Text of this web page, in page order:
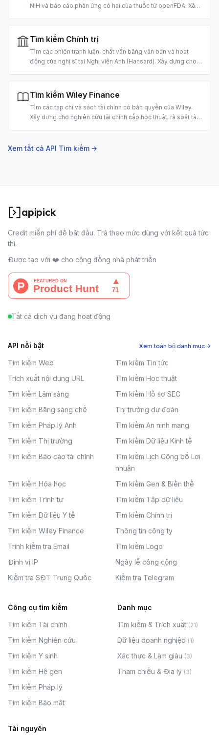
NIH và báo cáo phản ứng có hại của thuốc từ openFDA. Xây
dược bằng AI.
Tìm kiếm Chính trị
Tìm các phiên tranh luận, chất vấn bằng văn bản và hoạt
động của nghị sĩ tại Nghị viện Anh (Hansard). Xây dựng cho
sách bằng AI.
Tìm kiếm Wiley Finance
Tìm các tạp chí và sách tài chính có bản quyền của Wiley.
Xây dựng cho nghiên cứu tài chính cấp học thuật, rà soát tài
Xem tất cả API Tìm kiếm →
apipick
Credit miễn phí để bắt đầu. Trả theo mức dùng với kết quả tức
thì.
Được tạo với ❤️ cho cộng đồng nhà phát triển
Tất cả dịch vụ đang hoạt động
API nổi bật Xem toàn bộ danh mục →
Tìm kiếm Web
Tìm kiếm Tin tức
Trích xuất nội dung URL
Tìm kiếm Học thuật
Tìm kiếm Lâm sàng
Tìm kiếm Hồ sơ SEC
Tìm kiếm Bằng sáng chế
Thị trường dự đoán
Tìm kiếm Pháp lý Anh
Tìm kiếm An ninh mạng
Tìm kiếm Thị trường
Tìm kiếm Dữ liệu Kinh tế
Tìm kiếm Báo cáo tài chính
Tìm kiếm Lịch Công bố Lợi
nhuận
Tìm kiếm Hóa học
Tìm kiếm Gen & Biến thể
Tìm kiếm Trình tự
Tìm kiếm Tập dữ liệu
Tìm kiếm Dữ liệu Y tế
Tìm kiếm Chính trị
Tìm kiếm Wiley Finance
Thông tin công ty
Trình kiểm tra Email
Tìm kiếm Logo
Định vị IP
Ngày lễ công cộng
Kiểm tra SĐT Trung Quốc
Kiểm tra Telegram
Công cụ tìm kiếm
Tìm kiếm Tài chính
Tìm kiếm Nghiên cứu
Tìm kiếm Y sinh
Tìm kiếm Hệ gen
Tìm kiếm Pháp lý
Tìm kiếm Bảo mật
Danh mục
Tìm kiếm & Trích xuất (21)
Dữ liệu doanh nghiệp (1)
Xác thực & Làm giàu (3)
Tham chiếu & Địa lý (3)
Tài nguyên